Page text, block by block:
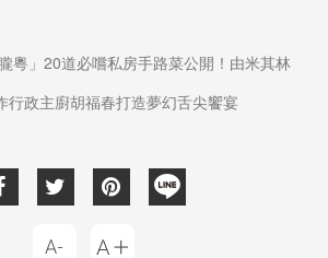
粵」20道必嚐私房手路菜公開！由米其林
行政主廚胡福春打造夢幻舌尖饗宴